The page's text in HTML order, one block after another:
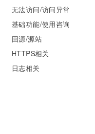
无法访问/访问异常
基础功能/使用咨询
回源/源站
HTTPS相关
日志相关